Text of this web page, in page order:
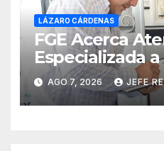
LÁZARO CÁRDENAS
FGE Acerca
Especializada
Ciudadanía de
AGO 7, 2026 JEFE